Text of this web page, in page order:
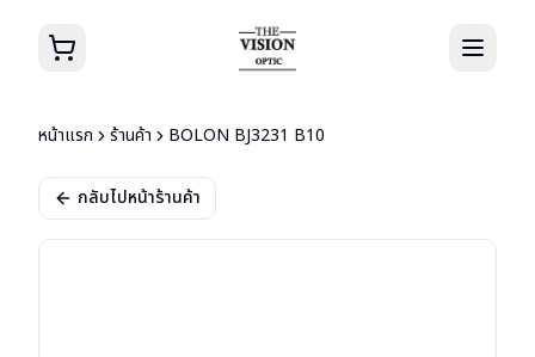
หน้าแรก ร้านค้า BOLON BJ3231 B10
กลับไปหน้าร้านค้า